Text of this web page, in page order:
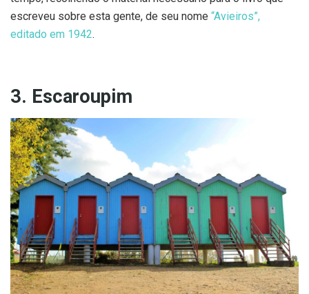
escreveu sobre esta gente, de seu nome “Avieiros”,
editado em 1942.
3. Escaroupim